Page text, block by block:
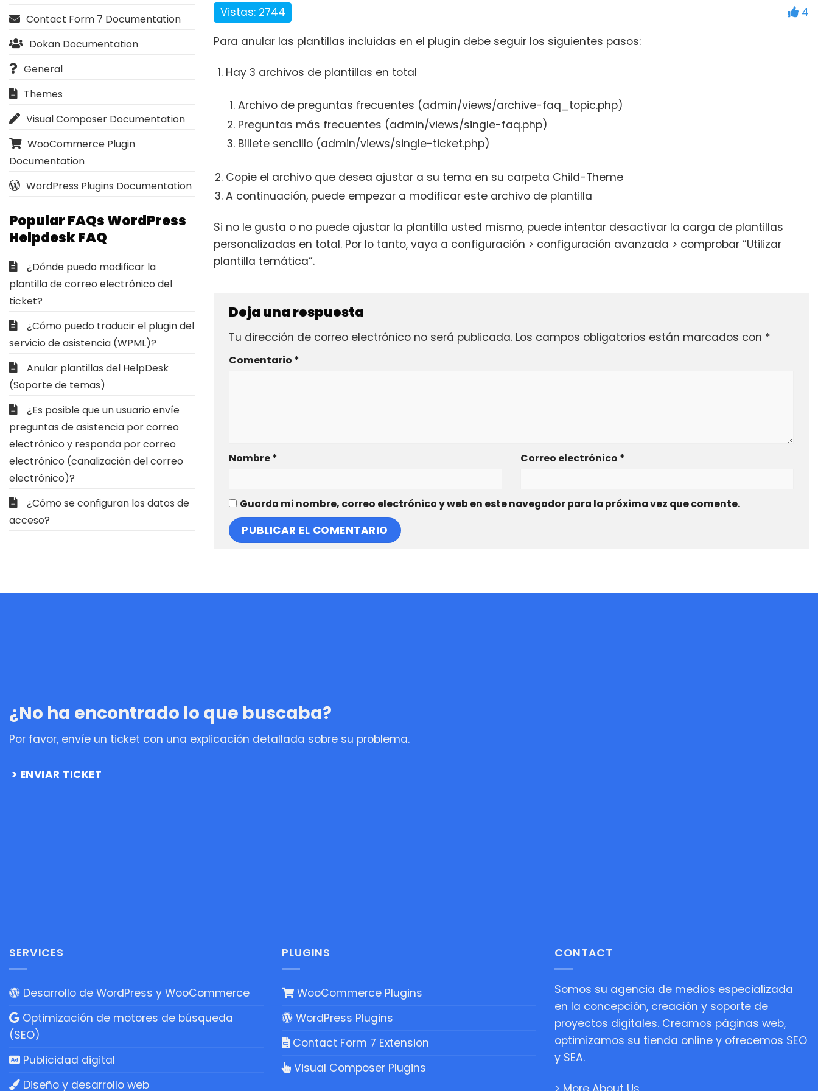
Vistas: 2744 4
Para anular las plantillas incluidas en el plugin debe seguir los siguientes pasos:
Hay 3 archivos de plantillas en total
Archivo de preguntas frecuentes (admin/views/archive-faq_topic.php)
Preguntas más frecuentes (admin/views/single-faq.php)
Billete sencillo (admin/views/single-ticket.php)
Copie el archivo que desea ajustar a su tema en su carpeta Child-Theme
A continuación, puede empezar a modificar este archivo de plantilla
Si no le gusta o no puede ajustar la plantilla usted mismo, puede intentar desactivar la carga de plantillas
personalizadas en total. Por lo tanto, vaya a configuración > configuración avanzada > comprobar “Utilizar
plantilla temática”.
Deja una respuesta
Tu dirección de correo electrónico no será publicada. Los campos obligatorios están marcados con *
Comentario *
Nombre* Correo electrónico *
Guarda mi nombre, correo electrónico y web en este navegador para la próxima vez que comente.
Contact Form 7 Documentation
Dokan Documentation
General
Themes
Visual Composer Documentation
WooCommerce Plugin
Documentation
WordPress Plugins Documentation
Popular FAQs WordPress
Helpdesk FAQ
¿Dónde puedo modificar la
plantilla de correo electrónico del
ticket?
¿Cómo puedo traducir el plugin del
servicio de asistencia (WPML)?
Anular plantillas del HelpDesk
(Soporte de temas)
¿Es posible que un usuario envíe
preguntas de asistencia por correo
electrónico y responda por correo
electrónico (canalización del correo
electrónico)?
¿Cómo se configuran los datos de
acceso?
¿No ha encontrado lo que buscaba?
Por favor, envíe un ticket con una explicación detallada sobre su problema.
ENVIAR TICKET
SERVICES
Desarrollo de WordPress y WooCommerce
Optimización de motores de búsqueda
(SEO)
Publicidad digital
Diseño y desarrollo web
PLUGINS
WooCommerce Plugins
WordPress Plugins
Contact Form 7 Extension
Visual Composer Plugins
CONTACT
Somos su agencia de medios especializada
en la concepción, creación y soporte de
proyectos digitales. Creamos páginas web,
optimizamos su tienda online y ofrecemos SEO
y SEA.